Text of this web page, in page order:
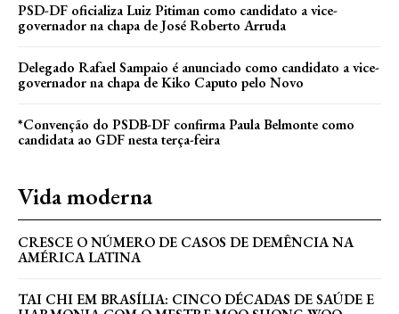
PSD-DF oficializa Luiz Pitiman como candidato a vice-
governador na chapa de José Roberto Arruda
Delegado Rafael Sampaio é anunciado como candidato a vice-
governador na chapa de Kiko Caputo pelo Novo
*Convenção do PSDB-DF confirma Paula Belmonte como
candidata ao GDF nesta terça-feira
Vida moderna
CRESCE O NÚMERO DE CASOS DE DEMÊNCIA NA
AMÉRICA LATINA
TAI CHI EM BRASÍLIA: CINCO DÉCADAS DE SAÚDE E